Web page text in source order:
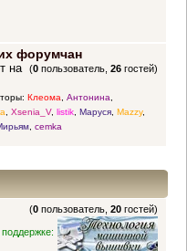
форумчан
(0 пользователь,26 гостей)
на
Клеома, Антонина,
, Xsenia_V, listik, Маруся, Mazzy,
, cemka
(0 пользователь,20 гостей)